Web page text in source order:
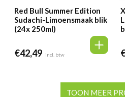
Red Bull Summer Edition
Sudachi-Limoensmaak blik
(24x 250ml)
€42,49 incl. btw
TOON MEER